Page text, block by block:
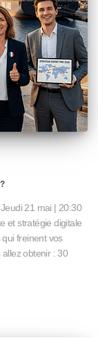
21 mai | 20:30
et stratégie digitale
qui freinent vos
obtenir : 30